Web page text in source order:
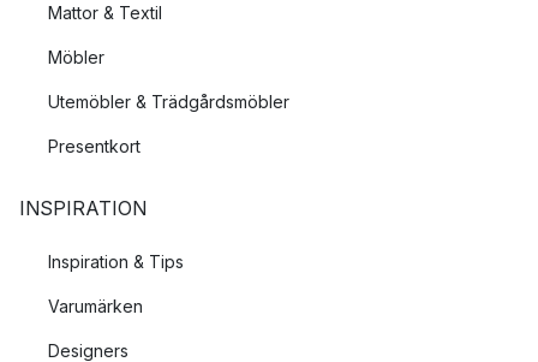
Mattor & Textil
Möbler
Utemöbler & Trädgårdsmöbler
Presentkort
INSPIRATION
Inspiration & Tips
Varumärken
Designers